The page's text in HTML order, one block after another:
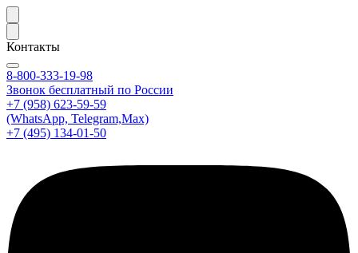
Контакты
8-800-333-19-98
Звонок бесплатный по России
+7 (958) 623-59-59
(WhatsApp, Telegram,Max)
+7 (495) 134-01-50